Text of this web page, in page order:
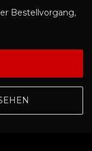
Bestellvorgang,